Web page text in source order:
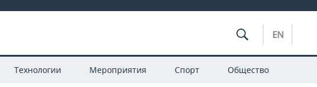
EN
Технологии Мероприятия Спорт Общество